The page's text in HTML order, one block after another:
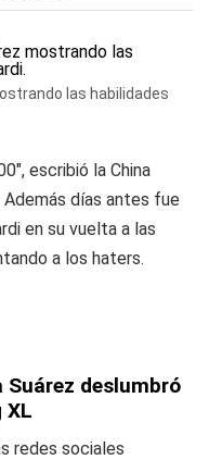
las habilidades
escribió la China
Además días antes fue
en su vuelta a las
a los haters.
Suárez deslumbró
XL
redes sociales